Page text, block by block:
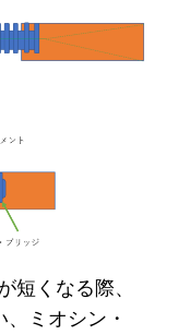
短くなる際、
ミオシン・